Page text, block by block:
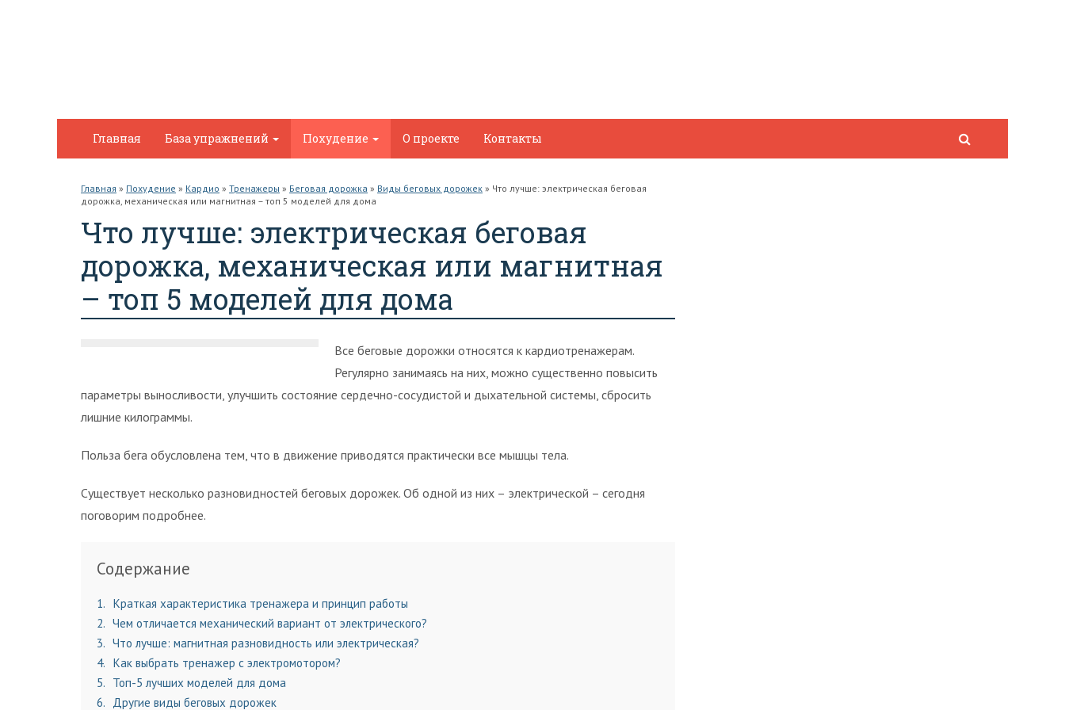
Главная База упражнений Похудение О проекте Контакты
Главная » Похудение » Кардио » Тренажеры » Беговая дорожка » Виды беговых дорожек » Что лучше: электрическая беговая
дорожка, механическая или магнитная – топ 5 моделей для дома
Что лучше: электрическая беговая
дорожка, механическая или магнитная
– топ 5 моделей для дома
Все беговые дорожки относятся к кардиотренажерам.
Регулярно занимаясь на них, можно существенно повысить
параметры выносливости, улучшить состояние сердечно-сосудистой и дыхательной системы, сбросить
лишние килограммы.
Польза бега обусловлена тем, что в движение приводятся практически все мышцы тела.
Существует несколько разновидностей беговых дорожек. Об одной из них – электрической – сегодня
поговорим подробнее.
Содержание
1
Краткая характеристика тренажера и принцип работы
2
Чем отличается механический вариант от электрического?
3
Что лучше: магнитная разновидность или электрическая?
4
Как выбрать тренажер с электромотором?
5
Топ-5 лучших моделей для дома
6
Другие виды беговых дорожек